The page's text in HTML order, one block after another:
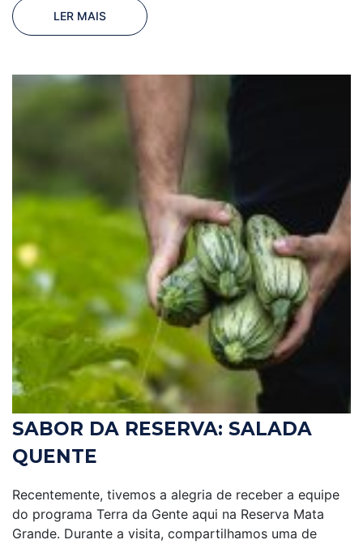
LER MAIS
SABOR DA RESERVA: SALADA
QUENTE
Recentemente, tivemos a alegria de receber a equipe
do programa Terra da Gente aqui na Reserva Mata
Grande. Durante a visita, compartilhamos uma de